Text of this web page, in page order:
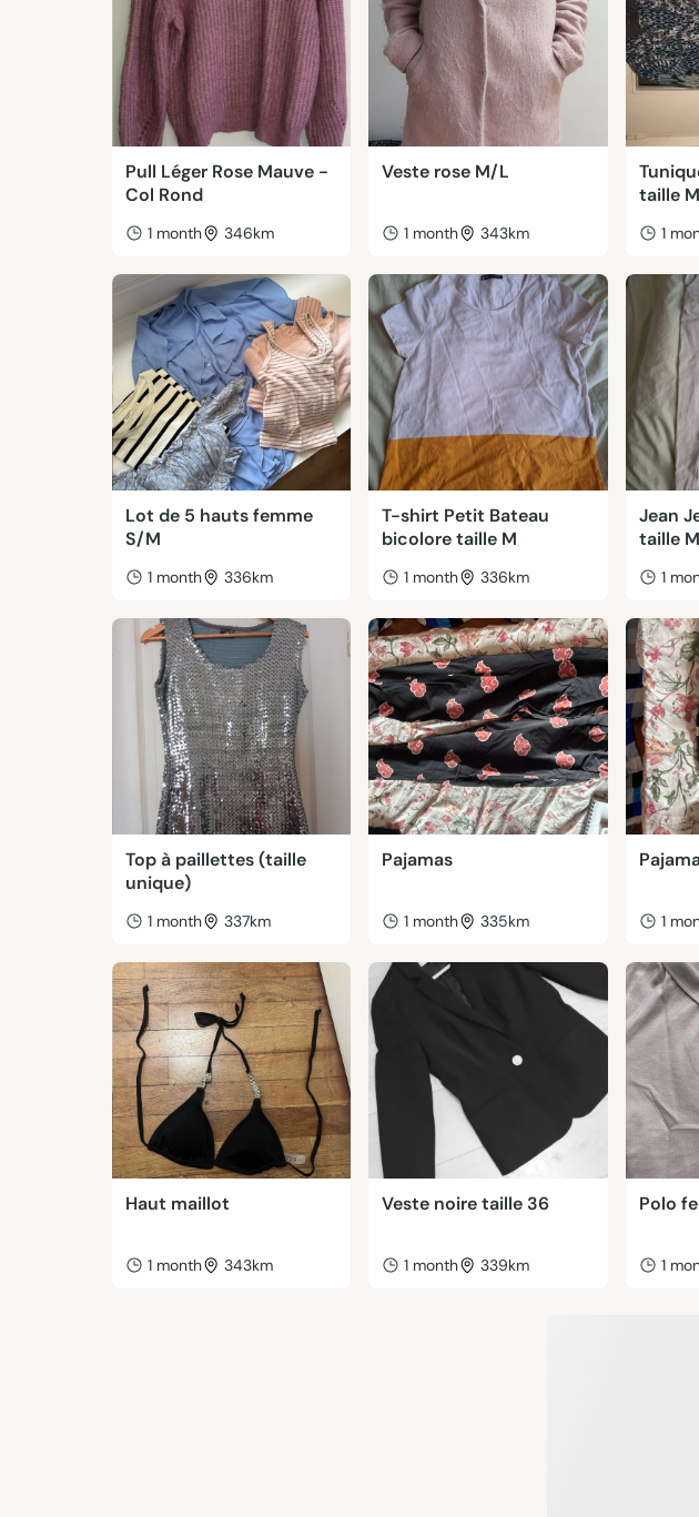
Pull Léger Rose Mauve -
Col Rond
1 month 346km
Veste rose M/L
1 month 343km
taille M
1
Lot de 5 hauts femme
S/M
1 month 336km
T-shirt Petit Bateau
bicolore taille M
1 month 336km
Jean
taille M
1
Top à paillettes (taille
unique)
1 month 337km
Pajamas
1 month 335km 1
Haut maillot
1 month 343km
Veste noire taille 36
1 month 339km
Polo
1